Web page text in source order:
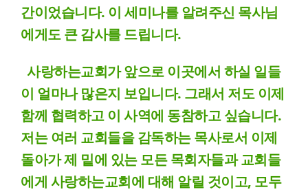
간이었습니다. 이 세미나를 알려주신 목사님
에게도 큰 감사를 드립니다.
사랑하는교회가 앞으로 이곳에서 하실 일들
이 얼마나 많은지 보입니다. 그래서 저도 이제
함께 협력하고 이 사역에 동참하고 싶습니다.
저는 여러 교회들을 감독하는 목사로서 이제
돌아가 제 밑에 있는 모든 목회자들과 교회들
에게 사랑하는교회에 대해 알릴 것이고, 모두